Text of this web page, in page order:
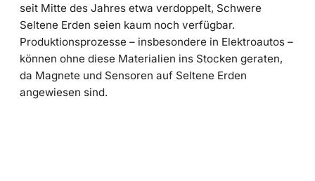
seit Mitte des Jahres etwa verdoppelt, Schwere
Seltene Erden seien kaum noch verfügbar.
Produktionsprozesse – insbesondere in Elektroautos –
können ohne diese Materialien ins Stocken geraten,
da Magnete und Sensoren auf Seltene Erden
angewiesen sind.